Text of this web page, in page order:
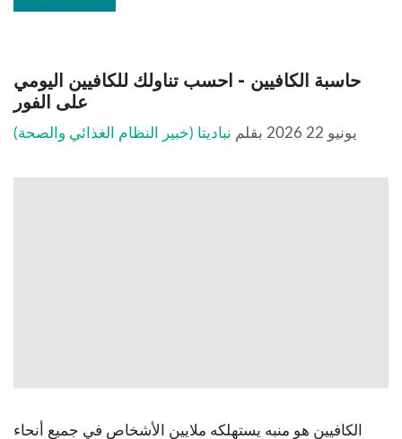
حاسبة الكافيين - احسب تناولك للكافيين اليومي
على الفور
يونيو 22 2026 بقلم نباديتا (خبير النظام الغذائي والصحة)
الكافيين هو منبه يستهلكه ملايين الأشخاص في جميع أنحاء